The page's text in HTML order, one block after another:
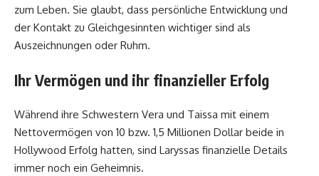
zum Leben. Sie glaubt, dass persönliche Entwicklung und
der Kontakt zu Gleichgesinnten wichtiger sind als
Auszeichnungen oder Ruhm.
Ihr Vermögen und ihr finanzieller Erfolg
Während ihre Schwestern Vera und Taissa mit einem
Nettovermögen von 10 bzw. 1,5 Millionen Dollar beide in
Hollywood Erfolg hatten, sind Laryssas finanzielle Details
immer noch ein Geheimnis.